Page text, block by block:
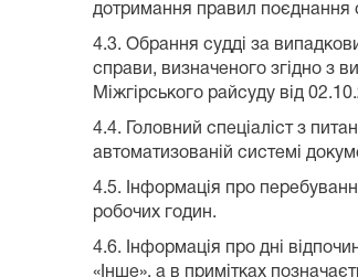
дотримання правил поєднання
4.3. Обрання судді за
справи, визначеного згідно з
Міжгірського райсуду від
4.4. Головний спеціаліст з
автоматизованій системі
4.5. Інформація про
робочих годин.
4.6. Інформація про дні
«Інше», а в примітках